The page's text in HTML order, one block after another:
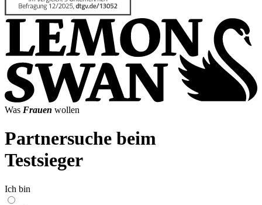
Was Frauen wollen
Partnersuche beim
Testsieger
Ich bin